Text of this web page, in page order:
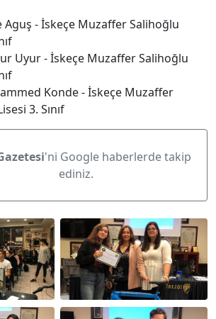
Aguş - İskeçe Muzaffer Salihoğlu
Uyur - İskeçe Muzaffer Salihoğlu
Konde - İskeçe Muzaffer
3. Sınıf
'ni Google haberlerde takip
ediniz.